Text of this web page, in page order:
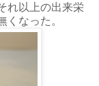
れ以上の出来栄
くなった。